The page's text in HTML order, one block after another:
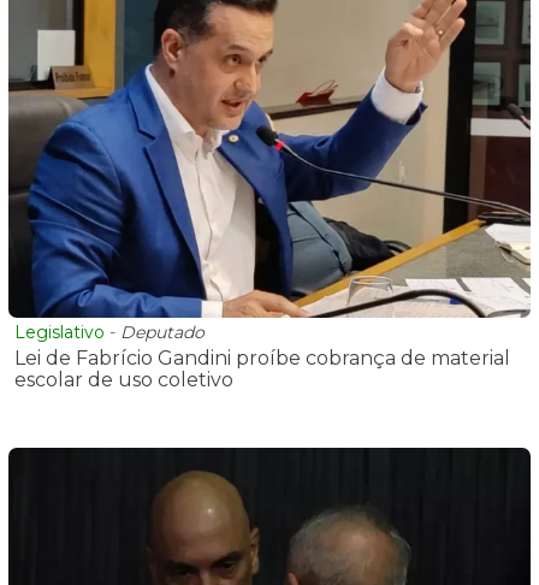
Legislativo - Deputado
Lei de Fabrício Gandini proíbe cobrança de material
escolar de uso coletivo